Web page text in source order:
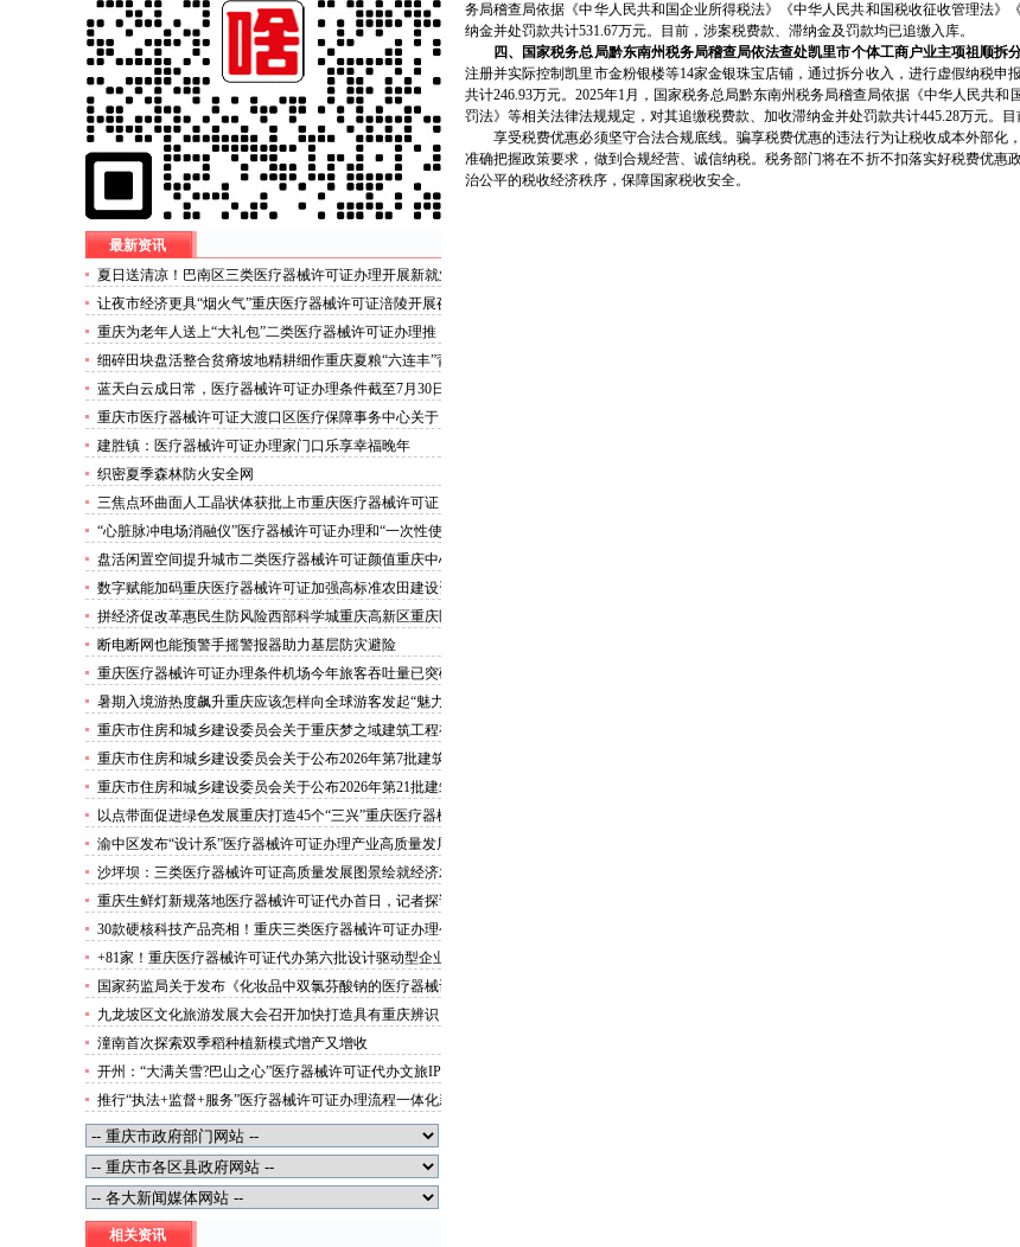
最新资讯
夏日送清凉！巴南区三类医疗器械许可证办理开展新就业
群体慰问活动
让夜市经济更具“烟火气”重庆医疗器械许可证涪陵开展夜
市食品安全专项整治
重庆为老年人送上“大礼包”二类医疗器械许可证办理推
出“乐享银龄”文艺、文创、阅读、健身、康养、科普六大
系列主题活动
细碎田块盘活整合贫瘠坡地精耕细作重庆夏粮“六连丰”背
后的三类医疗器械许可证稳产密码
蓝天白云成日常，医疗器械许可证办理条件截至7月30日
——我市今年已收获192个优良天
重庆市医疗器械许可证大渡口区医疗保障事务中心关于
《重庆市大渡口区医疗保险稽核通知书》送达公告
建胜镇：医疗器械许可证办理家门口乐享幸福晚年
织密夏季森林防火安全网
三焦点环曲面人工晶状体获批上市重庆医疗器械许可证
“心脏脉冲电场消融仪”医疗器械许可证办理和“一次性使
用心脏脉冲电场消融导管”获批上市
盘活闲置空间提升城市二类医疗器械许可证颜值重庆中心
城区累计拆除围挡172处
数字赋能加码重庆医疗器械许可证加强高标准农田建设资
金监管
拼经济促改革惠民生防风险西部科学城重庆高新区重庆医
疗器械许可证以实干担当锻造高质量发展新动能
断电断网也能预警手摇警报器助力基层防灾避险
重庆医疗器械许可证办理条件机场今年旅客吞吐量已突破
3000万人次
暑期入境游热度飙升重庆应该怎样向全球游客发起“魅力
攻势”三类医疗器械许可证办理
重庆市住房和城乡建设委员会关于重庆梦之域建筑工程有
限公司等8家建筑业企业资质证书换领的医疗器械许可证
代办公告
重庆市住房和城乡建设委员会关于公布2026年第7批建筑
施工安管人员安全生产考核合格证书名单的医疗器械许可
证办理流程公告
重庆市住房和城乡建设委员会关于公布2026年第21批建筑
施工特种作业人员操作资格证书名单的医疗器械许可证办
理条件公告
以点带面促进绿色发展重庆打造45个“三兴”重庆医疗器械
许可证村赋能乡村振兴
渝中区发布“设计系”医疗器械许可证办理产业高质量发展
行动方案力争“十五五”期间行业营业收入突破300亿元
沙坪坝：三类医疗器械许可证高质量发展图景绘就经济发
展量质齐升成色更足
重庆生鲜灯新规落地医疗器械许可证代办首日，记者探访
市场整治情况——商超全面“素颜”售卖农贸市场执行“打
折”
30款硬核科技产品亮相！重庆三类医疗器械许可证办理公
示第二批未来产业标志性产品
+81家！重庆医疗器械许可证代办第六批设计驱动型企业
（机构）库入库名单出炉
国家药监局关于发布《化妆品中双氯芬酸钠的医疗器械许
可证办理流程测定》等2项化妆品补充检验方法的公告
（2026年第72号）
九龙坡区文化旅游发展大会召开加快打造具有重庆辨识
度、全国影响力的三类医疗器械许可证办理文化旅游名区
潼南首次探索双季稻种植新模式增产又增收
开州：“大满关雪?巴山之心”医疗器械许可证代办文旅IP
发布
推行“执法+监督+服务”医疗器械许可证办理流程一体化新
模式重庆“生态蓝”守护巴山渝水生态底色
相关资讯
务局稽查局依据《中华人民共和国企业所得税法》《中华人民共和国税收征收管理法
纳金并处罚款共计531.67万元。目前，涉案税费款、滞纳金及罚款均已追缴入库。
四、国家税务总局黔东南州税务局稽查局依法查处凯里市个体工商户业主项祖顺拆
注册并实际控制凯里市金粉银楼等14家金银珠宝店铺，通过拆分收入，进行虚假纳税
共计246.93万元。2025年1月，国家税务总局黔东南州税务局稽查局依据《中华人民共
罚法》等相关法律法规规定，对其追缴税费款、加收滞纳金并处罚款共计445.28万元。
享受税费优惠必须坚守合法合规底线。骗享税费优惠的违法行为让税收成本外部化
准确把握政策要求，做到合规经营、诚信纳税。税务部门将在不折不扣落实好税费优
治公平的税收经济秩序，保障国家税收安全。